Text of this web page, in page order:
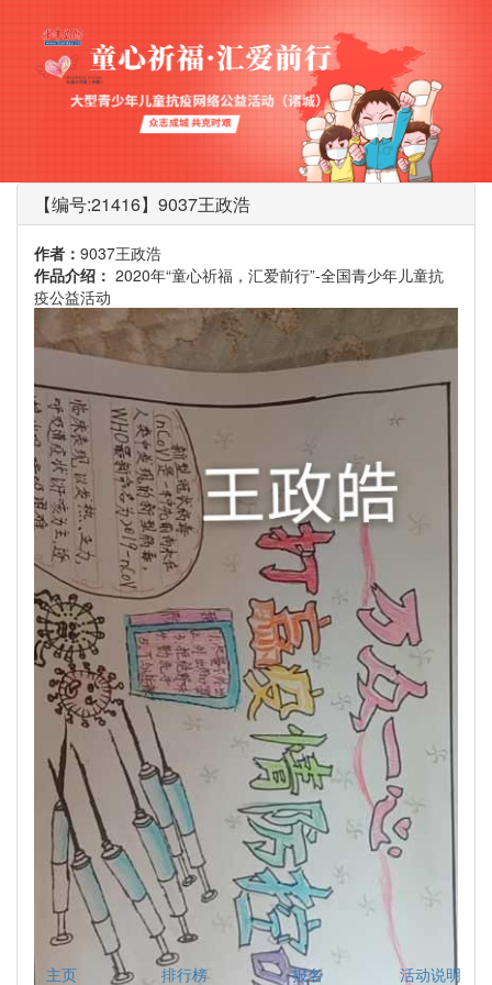
【编号:21416】9037王政浩
作者： 9037王政浩
作品介绍： 2020年“童心祈福，汇爱前行”-全国青少年儿童抗
疫公益活动
主页 排行榜 报名 活动说明